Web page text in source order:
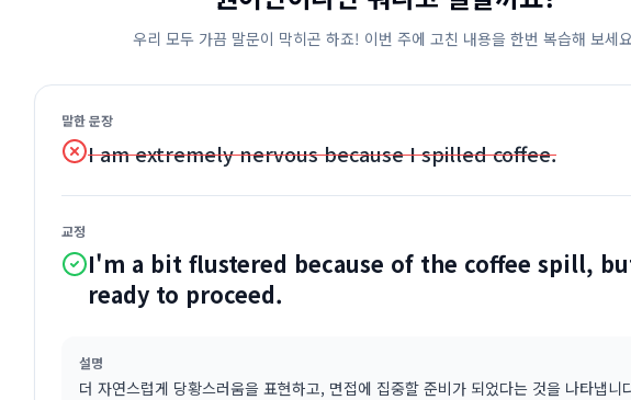
우리 모두 가끔 말문이 막히곤 하죠! 이번 주에 고친 내용을 한번 복습해 보세
말한 문장
I am extremely nervous because I spilled coffee.
교정
I'm a bit flustered because of the coffee spill,
ready to proceed.
설명
더 자연스럽게 당황스러움을 표현하고, 면접에 집중할 준비가 되었다는 것을 나타냅니